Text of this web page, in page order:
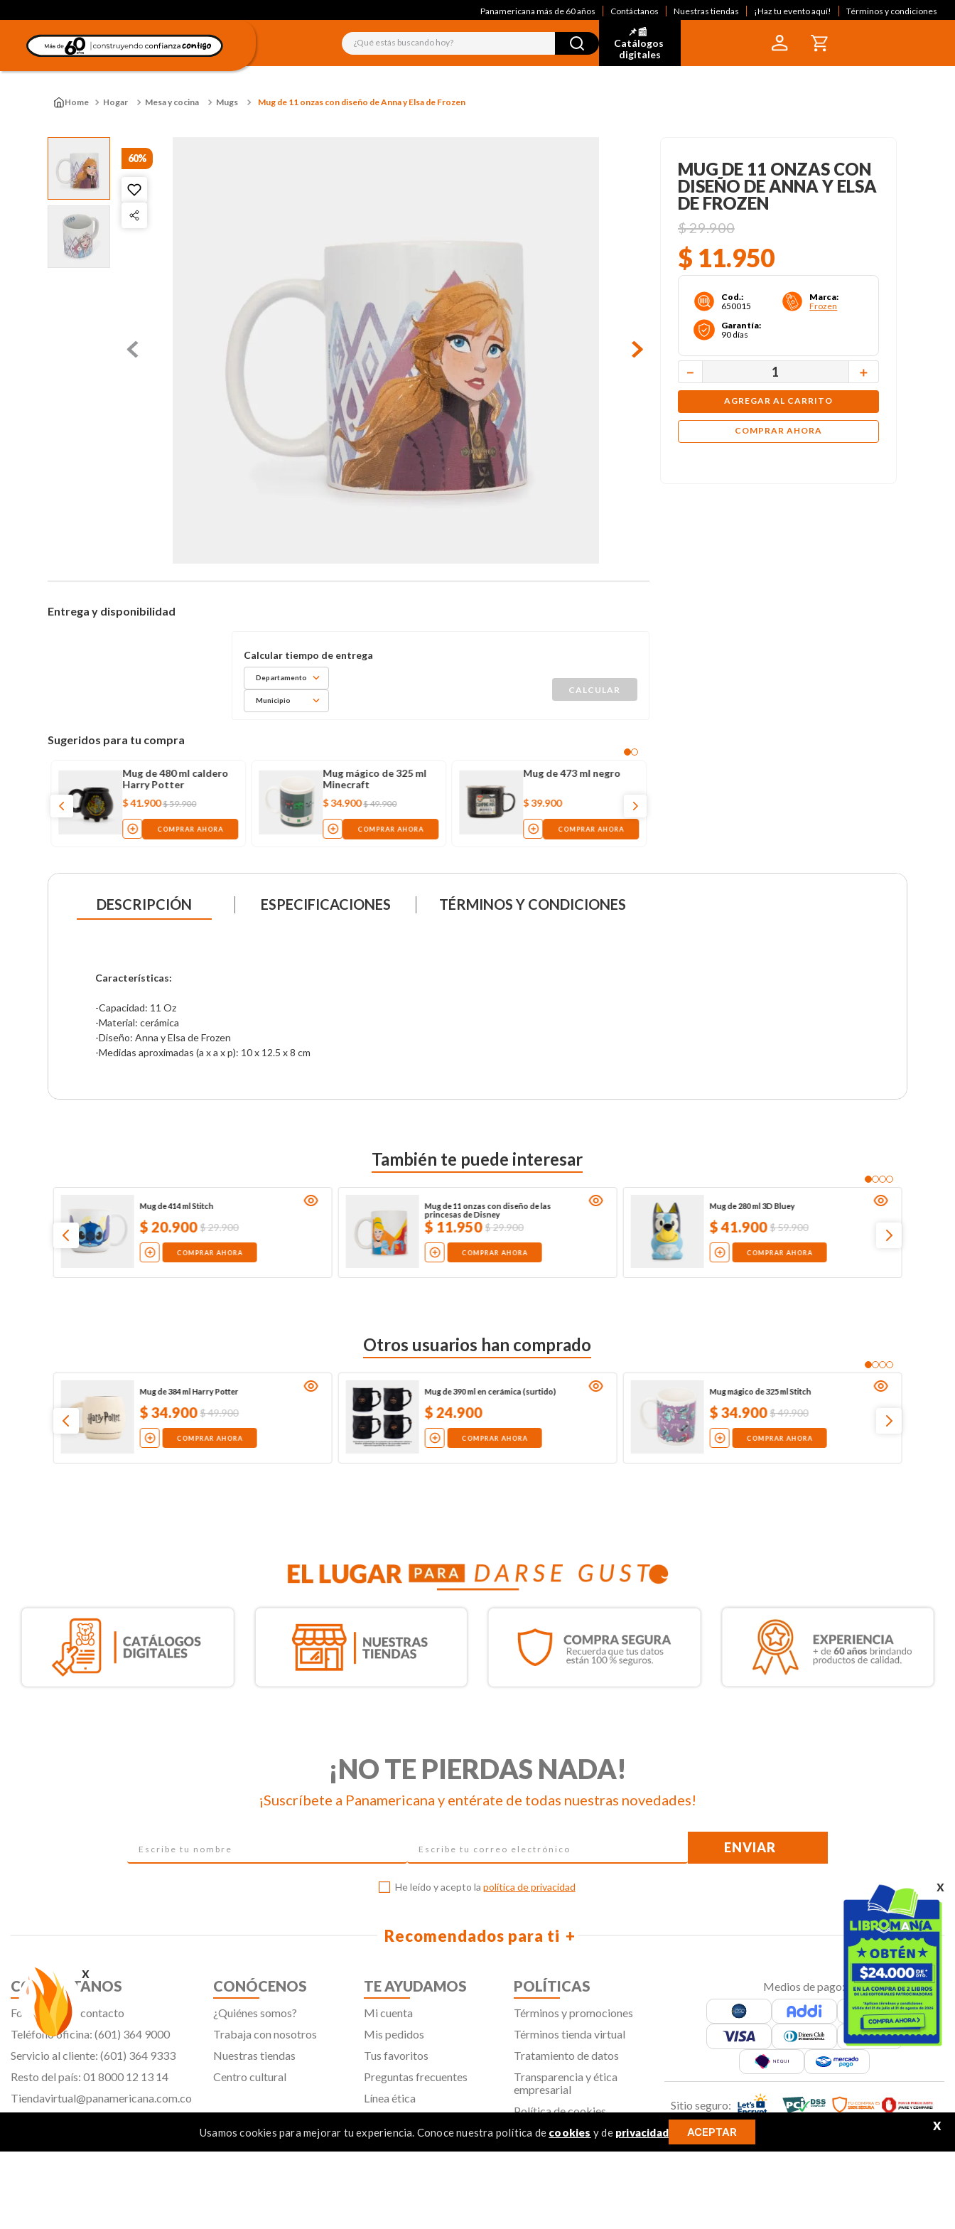
x
x
Usamos cookies para mejorar tu experiencia. Conoce nuestra política de cookies y de privacidad ACEPTAR X
Panamericana más de 60 años Contáctanos Nuestras tiendas ¡Haz tu evento aquí! Términos y condiciones
¿Qué estás buscando hoy?
📌📰
Catálogos
digitales
Hogar Mesa y cocina Mugs Mug de 11 onzas con diseño de Anna y Elsa de Frozen
60%
Entrega y disponibilidad
Departamento
Municipio
Sugeridos para tu compra
Mug de 480 ml caldero
Harry Potter
$41.900 $59.900
COMPRAR AHORA
Mug mágico de 325 ml
Minecraft
$34.900 $49.900
COMPRAR AHORA
Mug de 473 ml negro
$39.900
COMPRAR AHORA
MUG DE 11 ONZAS CON
DISEÑO DE ANNA Y ELSA
DE FROZEN
$29.900
$ 11.950
Cod.:
650015
Marca:
Frozen
Garantía:
90 días
＋
－
AGREGAR AL CARRITO
COMPRAR AHORA
DESCRIPCIÓN ESPECIFICACIONES TÉRMINOS Y CONDICIONES
Características:
-Capacidad: 11 Oz
-Material: cerámica
-Diseño: Anna y Elsa de Frozen
-Medidas aproximadas (a x a x p): 10 x 12.5 x 8 cm
También te puede interesar
Mug de 414 ml Stitch
$20.900 $29.900
COMPRAR AHORA
Mug de 11 onzas con diseño de las
princesas de Disney
$ 11.950 $29.900
COMPRAR AHORA
Mug de 280 ml 3D Bluey
$41.900 $59.900
COMPRAR AHORA
Otros usuarios han comprado
Mug de 384 ml Harry Potter
$34.900 $49.900
COMPRAR AHORA
Mug de 390 ml en cerámica (surtido)
$24.900
COMPRAR AHORA
Mug mágico de 325 ml Stitch
$34.900 $49.900
COMPRAR AHORA
¡NO TE PIERDAS NADA!
¡Suscríbete a Panamericana y entérate de todas nuestras novedades!
ENVIAR
He leído y acepto la política de privacidad
Recomendados para ti
CONTÁCTANOS
Formulario de contacto
Teléfono oficina: (601) 364 9000
Servicio al cliente: (601) 364 9333
Resto del país: 01 8000 12 13 14
Tiendavirtual@panamericana.com.co
CONÓCENOS
¿Quiénes somos?
Trabaja con nosotros
Nuestras tiendas
Centro cultural
TE AYUDAMOS
Mi cuenta
Mis pedidos
Tus favoritos
Preguntas frecuentes
Línea ética
POLÍTICAS
Términos y promociones
Términos tienda virtual
Tratamiento de datos
Transparencia y ética
empresarial
Política de cookies
Aviso de privacidad
SIC
Medios de pago:
Sitio seguro: